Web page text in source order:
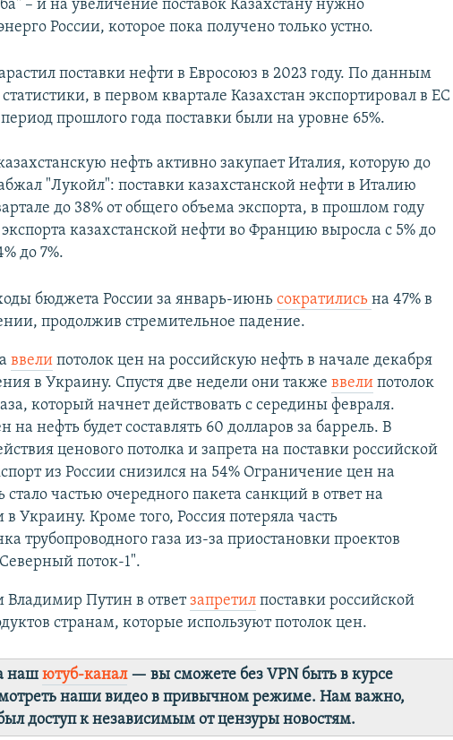
– и на увеличение поставок Казахстану нужно
России, которое пока получено только устно.
поставки нефти в Евросоюз в 2023 году. По данным
в первом квартале Казахстан экспортировал в ЕС
прошлого года поставки были на уровне 65%.
нефть активно закупает Италия, которую до
"Лукойл": поставки казахстанской нефти в Италию
до 38% от общего объема экспорта, в прошлом году
казахстанской нефти во Францию выросла с 5% до
до 7%.
бюджета России за январь-июнь сократились на 47% в
продолжив стремительное падение.
ввелипотолок цен на российскую нефть в начале декабря
в Украину. Спустя две недели они также ввелипотолок
который начнет действовать с середины февраля.
нефть будет составлять 60 долларов за баррель. В
ценового потолка и запрета на поставки российской
из России снизился на 54% Ограничение цен на
частью очередного пакета санкций в ответ на
Украину. Кроме того, Россия потеряла часть
трубопроводного газа из-за приостановки проектов
поток-1".
Владимир Путин в ответзапретилпоставки российской
странам, которые используют потолок цен.
нашютуб-канал— вы сможете без VPN быть в курсе
наши видео в привычном режиме. Нам важно,
доступ к независимым от цензуры новостям.